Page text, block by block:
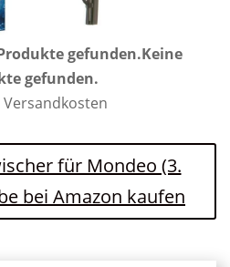
gefunden.Keine
gefunden.
Versandkosten
für Mondeo (3.
bei Amazon kaufen